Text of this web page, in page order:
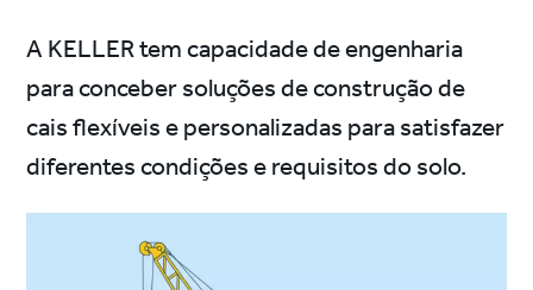
A KELLER tem capacidade de engenharia
para conceber soluções de construção de
cais flexíveis e personalizadas para satisfazer
diferentes condições e requisitos do solo.